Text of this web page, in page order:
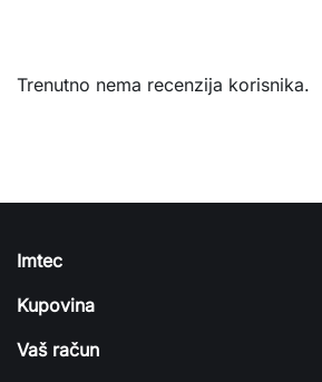
Trenutno nema recenzija korisnika.
Imtec
Kupovina
Vaš račun